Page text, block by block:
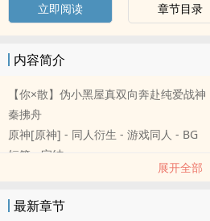
立即阅读 章节目录
内容简介
【你×散】伪小黑屋真双向奔赴纯爱战神
秦拂舟
原神[原神] - 同人衍生 - 游戏同人 - BG
短篇 - 完结
展开全部
最新章节